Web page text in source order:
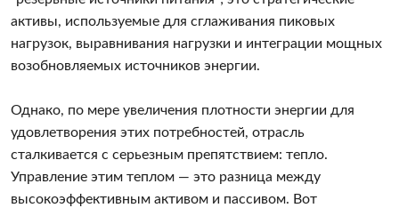
активы, используемые для сглаживания пиковых
нагрузок, выравнивания нагрузки и интеграции мощных
возобновляемых источников энергии.
Однако, по мере увеличения плотности энергии для
удовлетворения этих потребностей, отрасль
сталкивается с серьезным препятствием: тепло.
Управление этим теплом — это разница между
высокоэффективным активом и пассивом. Вот